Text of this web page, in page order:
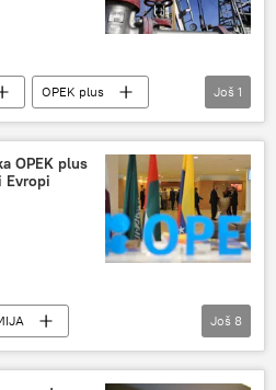
OPEK plus
Još 1
OPEK plus
Evropi
OPEK plus
Još 8